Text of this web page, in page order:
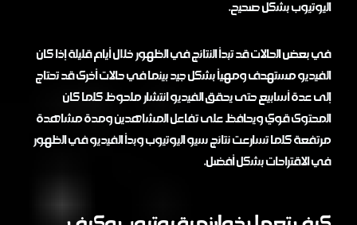
اليوتيوب بشكل صحيح.
في بعض الحالات قد تبدأ النتائج في الظهور خلال أيام قليلة إذا كان
الفيديو مستهدف ومهيأ بشكل جيد بينما في حالات أخرى قد تحتاج
إلى عدة أسابيع حتى يحقق الفيديو انتشار ملحوظ كلما كان
المحتوى قوي ويحافظ على تفاعل المشاهدين ومدة مشاهدة
مرتفعة كلما تسارعت نتائج سيو اليوتيوب وبدأ الفيديو في الظهور
في الاقتراحات بشكل أفضل.